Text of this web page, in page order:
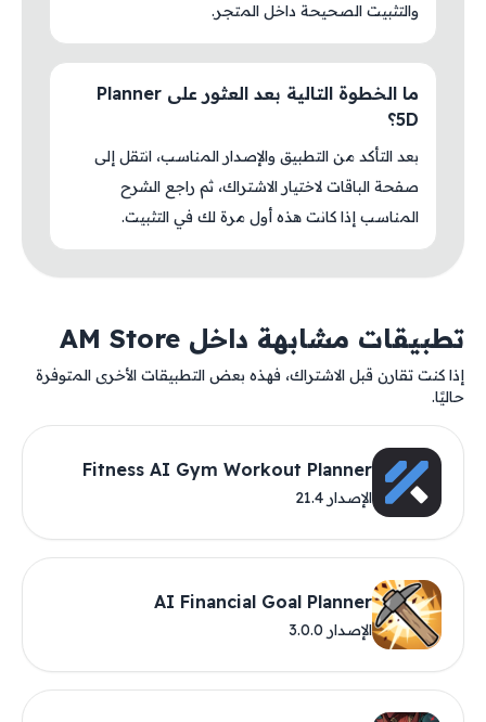
والتثبيت الصحيحة داخل المتجر.
ما الخطوة التالية بعد العثور على Planner
5D؟
بعد التأكد من التطبيق والإصدار المناسب، انتقل إلى
صفحة الباقات لاختيار الاشتراك، ثم راجع الشرح
المناسب إذا كانت هذه أول مرة لك في التثبيت.
تطبيقات مشابهة داخل AM Store
إذا كنت تقارن قبل الاشتراك، فهذه بعض التطبيقات الأخرى المتوفرة
حاليًا.
Fitness AI Gym Workout Planner
الإصدار 21.4
AI Financial Goal Planner
الإصدار 3.0.0